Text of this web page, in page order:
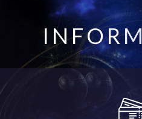
I NFORM